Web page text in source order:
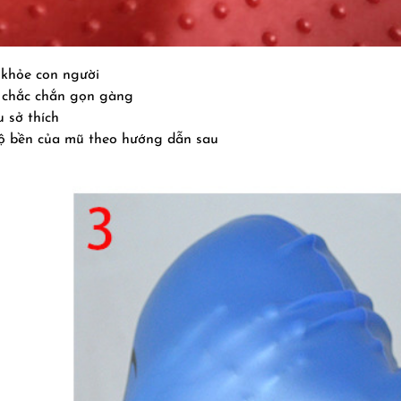
con người
chắn gọn gàng
sở thích
của mũ theo hướng dẫn sau